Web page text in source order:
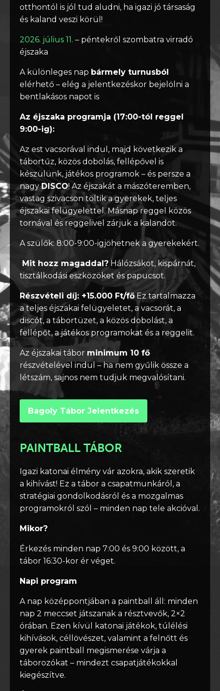
otthontól is jól tud aludni, ha igazi jó társaság
és kaland veszi körül!
2026. július 11. – péntekről szombatra virradó
éjszaka
A különleges nap bármely turnusból
elérhető – elég a jelentkezéskor bejelölni a
bentlakásos napot is
Az éjszaka programja (17:00-tól reggel
9:00-ig):
Az est vacsorával indul, majd következik a
tábortűz, közös dobolás, fellépővel is
készülünk, játékos programok – és persze a
nagyDISCO! Az éjszakát a mászóteremben,
vastag szivacson töltik a gyerekek, teljes
éjszakai felügyelettel. Másnap reggel közös
tornával és reggelivel zárjuk a kalandot.
A szülők: 8:00-9:00-igjöhetnek a gyerekekért.
Mit hozz magaddal? Hálózsákot, kispárnát,
tisztálkodási eszközöket és papucsot.
Részvételi díj: +15.000 Ft/fő Ez tartalmazza
a teljes éjszakai felügyeletet, a vacsorát, a
discót, a tábortüzet, a közös dobolást, a
fellépőt, a játékos programokat és a reggelit.
Az éjszakai tábor minimum 10 fő
részvételével indul – ha nem gyűlik össze a
létszám, sajnos nem tudjuk megvalósítani.
Bagoly Tábor Jelentkezés
PAINTBALL TÁBOR
Igazi katonai élmény vár azokra, akik szeretik
a kihívást! Ez a tábor a csapatmunkáról, a
stratégiai gondolkodásról és a mozgalmas
programokról szól – minden nap tele akcióval.
Mikor?
Érkezés minden nap 7:00 és 9:00 között, a
tábor 16:30-kor ér véget.
Napi program
A nap középpontjában a paintball áll: minden
nap 2 meccset játszanak a résztvevők, 2×2
órában. Ezen kívül katonai játékok, túlélési
kihívások, céllövészet, valamint a felnőtt és
gyerek paintball megismerése várja a
táborozókat – mindezt csapatjátékokkal
kiegészítve.